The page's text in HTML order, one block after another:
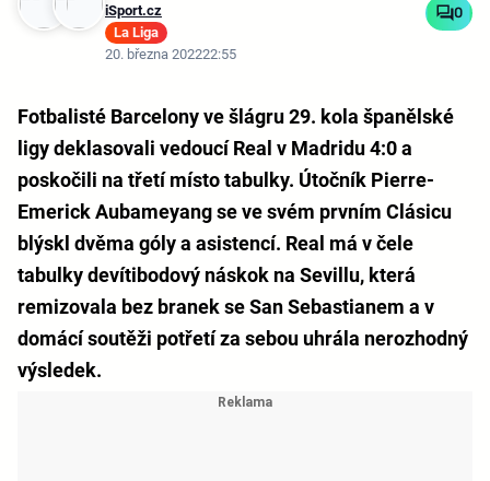
iSport.cz
La Liga
20. března 202222:55
0
Fotbalisté Barcelony ve šlágru 29. kola španělské
ligy deklasovali vedoucí Real v Madridu 4:0 a
poskočili na třetí místo tabulky. Útočník Pierre-
Emerick Aubameyang se ve svém prvním Clásicu
blýskl dvěma góly a asistencí. Real má v čele
tabulky devítibodový náskok na Sevillu, která
remizovala bez branek se San Sebastianem a v
domácí soutěži potřetí za sebou uhrála nerozhodný
výsledek.